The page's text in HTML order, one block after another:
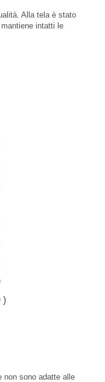
Alla tela è stato
intatti le
)
non sono adatte alle